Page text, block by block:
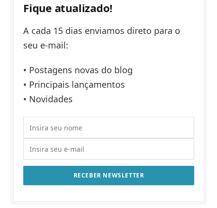
Fique atualizado!
A cada 15 dias enviamos direto para o
seu e-mail:
• Postagens novas do blog
• Principais lançamentos
• Novidades